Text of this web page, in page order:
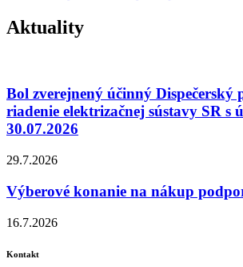
Aktuality
Bol zverejnený účinný Dispečerský
riadenie elektrizačnej sústavy SR s
30.07.2026
29.7.2026
Výberové konanie na nákup
16.7.2026
Kontakt